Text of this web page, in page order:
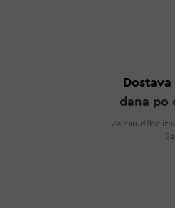
Dostava
dana po
Za narudžbe